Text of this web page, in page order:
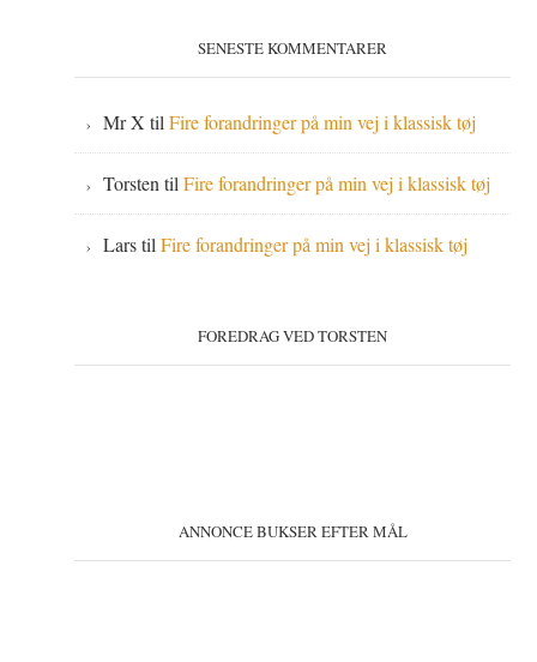
SENESTE KOMMENTARER
Mr X tilFire forandringer på min vej i klassisk tøj
Torsten tilFire forandringer på min vej i klassisk tøj
LarstilFire forandringer på min vej i klassisk tøj
FOREDRAG VED TORSTEN
ANNONCE BUKSER EFTER MÅL